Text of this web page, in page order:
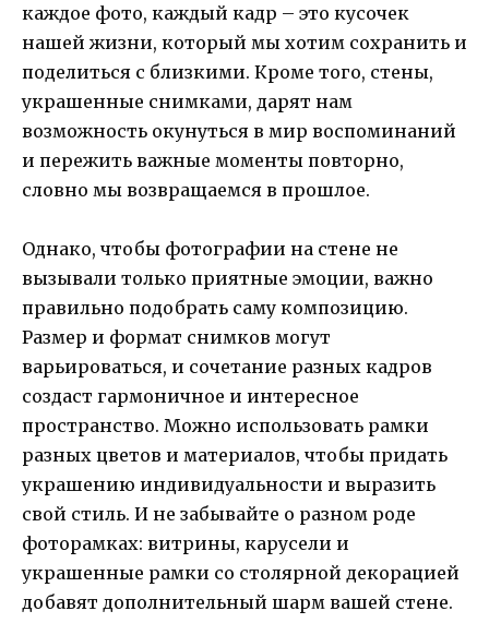
каждое фото, каждый кадр – это кусочек
нашей жизни, который мы хотим сохранить и
поделиться с близкими. Кроме того, стены,
украшенные снимками, дарят нам
возможность окунуться в мир воспоминаний
и пережить важные моменты повторно,
словно мы возвращаемся в прошлое.
Однако, чтобы фотографии на стене не
вызывали только приятные эмоции, важно
правильно подобрать саму композицию.
Размер и формат снимков могут
варьироваться, и сочетание разных кадров
создаст гармоничное и интересное
пространство. Можно использовать рамки
разных цветов и материалов, чтобы придать
украшению индивидуальности и выразить
свой стиль. И не забывайте о разном роде
фоторамках: витрины, карусели и
украшенные рамки со столярной декорацией
добавят дополнительный шарм вашей стене.